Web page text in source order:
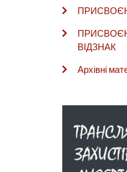
ВІДЗНАК
Архівні